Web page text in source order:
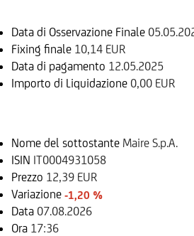
Data di Osservazione Finale
Fixing finale 10,14 EUR
Data di pagamento 12.05.2025
Importo di Liquidazione 0,00 EUR
Nome del sottostante Maire S.p.A.
ISIN IT0004931058
Prezzo 12,39 EUR
Variazione -1,20 %
Data 07.08.2026
Ora 17:36